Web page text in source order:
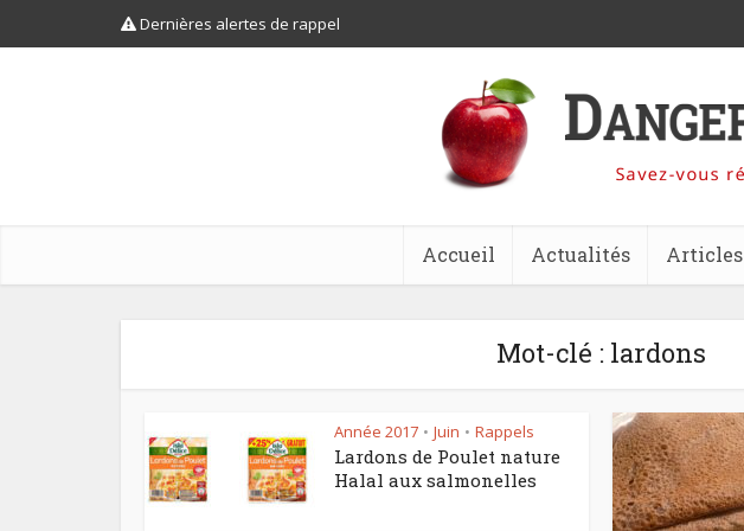
Dernières alertes de rappel
Accueil Actualités Articles
Mot-clé : lardons
Année 2017 • Juin • Rappels
Lardons de Poulet nature
Halal aux salmonelles